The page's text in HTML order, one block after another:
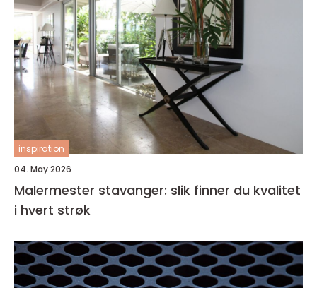
inspiration
04. May 2026
Malermester stavanger: slik finner du kvalitet
i hvert strøk